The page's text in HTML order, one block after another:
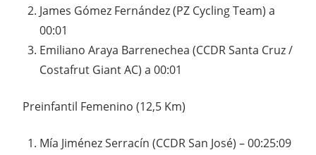
James Gómez Fernández (PZ Cycling Team) a
00:01
Emiliano Araya Barrenechea (CCDR Santa Cruz /
Costafrut Giant AC) a 00:01
Preinfantil Femenino (12,5 Km)
Mía Jiménez Serracín (CCDR San José) – 00:25:09